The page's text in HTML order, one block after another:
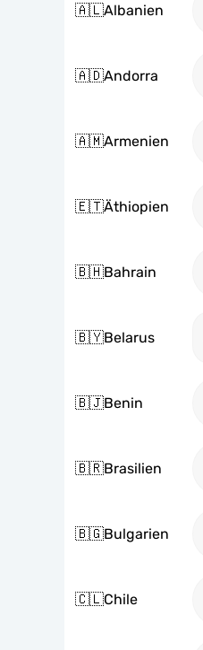
🇦🇱Albanien
🇦🇩Andorra
🇦🇲Armenien
🇪🇹Äthiopien
🇧🇭Bahrain
🇧🇾Belarus
🇧🇯Benin
🇧🇷Brasilien
🇧🇬Bulgarien
🇨🇱Chile